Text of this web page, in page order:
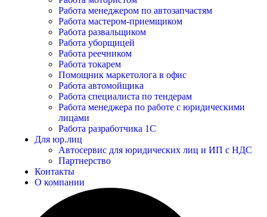
Работа менеджером по автозапчастям
Работа мастером-приемщиком
Работа развальщиком
Работа уборщицей
Работа реечником
Работа токарем
Помощник маркетолога в офис
Работа автомойщика
Работа специалиста по тендерам
Работа менеджера по работе с юридическими
лицами
Работа разработчика 1С
Для юр.лиц
Автосервис для юридических лиц и ИП с НДС
Партнерство
Контакты
О компании